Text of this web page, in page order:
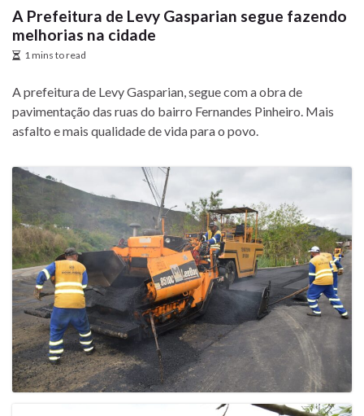
A Prefeitura de Levy Gasparian segue fazendo
melhorias na cidade
1 mins to read
A prefeitura de Levy Gasparian, segue com a obra de
pavimentação das ruas do bairro Fernandes Pinheiro. Mais
asfalto e mais qualidade de vida para o povo.